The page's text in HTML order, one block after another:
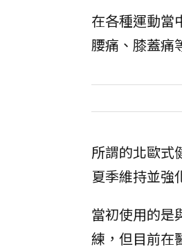
在各種運動當
腰痛、膝蓋痛
所謂的北歐式
夏季維持並強
當初使用的是
練，但目前在